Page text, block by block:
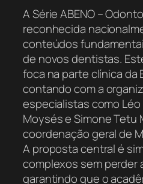
A Série ABENO –
reconhecida
conteúdos
de novos dentistas.
foca na parte clínica da
contando com a
especialistas como Léo
Moysés e Simone Tetu
coordenação geral de
A proposta central é
complexos sem perder
garantindo que o